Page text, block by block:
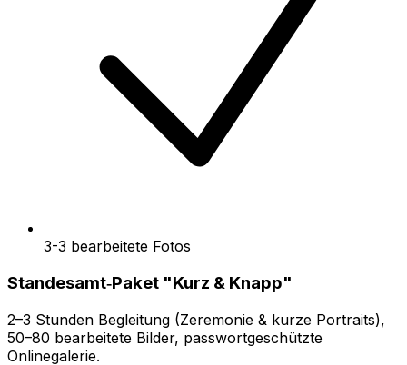
3-3 bearbeitete Fotos
Standesamt‑Paket "Kurz & Knapp"
2–3 Stunden Begleitung (Zeremonie & kurze Portraits),
50–80 bearbeitete Bilder, passwortgeschützte
Onlinegalerie.